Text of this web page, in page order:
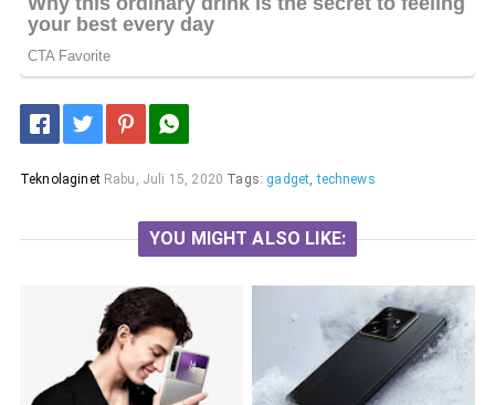
Teknolaginet Rabu, Juli 15, 2020 Tags: gadget ,technews
YOU MIGHT ALSO LIKE: